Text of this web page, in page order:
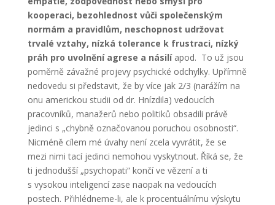
kooperaci, bezohlednost vůči společenským
normám a pravidlům, neschopnost udržovat
trvalé vztahy, nízká tolerance k frustraci, nízký
práh pro uvolnění agrese a násilíapod. To už jsou
poměrně závažné projevy psychické odchylky. Upřímně
nedovedu si představit, že by více jak 2/3 (narážím na
onu americkou studii od dr. Hnízdila) vedoucích
pracovníků, manažerů nebo politiků obsadili právě
jedinci s „chybně označovanou poruchou osobnosti“.
Nicméně cílem mé úvahy není zcela vyvrátit, že se
mezi nimi tací jedinci nemohou vyskytnout. Říká se, že
ti jednodušší „psychopati“ končí ve vězení a ti
s vysokou inteligencí zase naopak na vedoucích
postech. Přihlédneme-li, ale k procentuálnímu výskytu